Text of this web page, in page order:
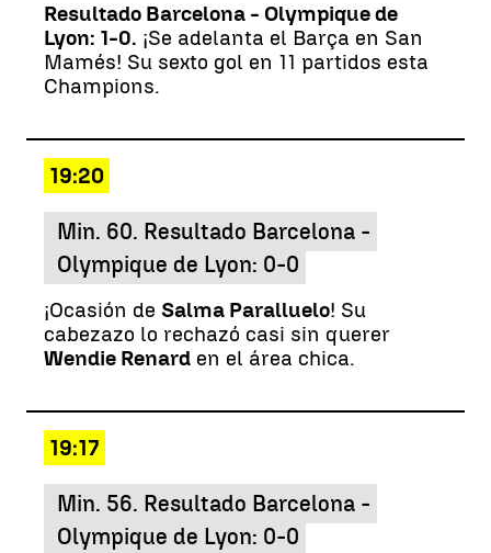
Resultado Barcelona - Olympique de
Lyon: 1-0. ¡Se adelanta el Barça en San
Mamés! Su sexto gol en 11 partidos esta
Champions.
19:20
Min. 60. Resultado Barcelona -
Olympique de Lyon: 0-0
¡Ocasión de Salma Paralluelo! Su
cabezazo lo rechazó casi sin querer
Wendie Renard en el área chica.
19:17
Min. 56. Resultado Barcelona -
Olympique de Lyon: 0-0